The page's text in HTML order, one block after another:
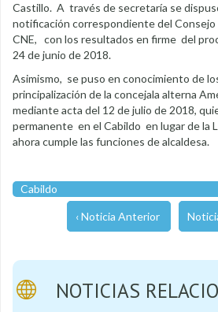
Castillo. A través de secretaría se
notificación correspondiente del Consejo
CNE, con los resultados en firme del
24 de junio de 2018.
Asimismo, se puso en conocimiento de
principalización de la concejala alterna
mediante acta del 12 de julio de 2018,
permanente en el Cabildo en lugar de la
ahora cumple las funciones de alcaldesa.
Cabildo
‹ Noticia Anterior
NOTICIAS